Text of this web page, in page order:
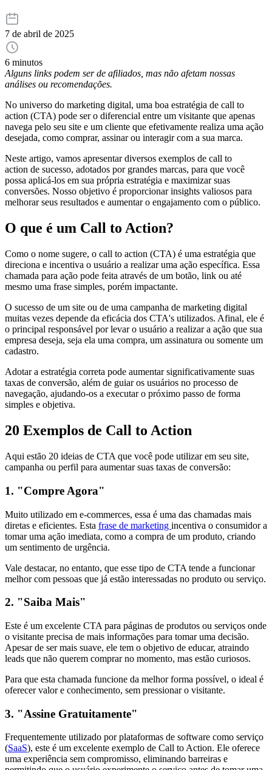
7 de abril de 2025
6 minutos
Alguns links podem ser de afiliados, mas não afetam nossas
análises ou recomendações.
No universo do marketing digital, uma boa estratégia de call to
action (CTA) pode ser o diferencial entre um visitante que apenas
navega pelo seu site e um cliente que efetivamente realiza uma ação
desejada, como comprar, assinar ou interagir com a sua marca.
Neste artigo, vamos apresentar diversos exemplos de call to
action de sucesso, adotados por grandes marcas, para que você
possa aplicá-los em sua própria estratégia e maximizar suas
conversões. Nosso objetivo é proporcionar insights valiosos para
melhorar seus resultados e aumentar o engajamento com o público.
O que é um Call to Action?
Como o nome sugere, o call to action (CTA) é uma estratégia que
direciona e incentiva o usuário a realizar uma ação específica. Essa
chamada para ação pode feita através de um botão, link ou até
mesmo uma frase simples, porém impactante.
O sucesso de um site ou de uma campanha de marketing digital
muitas vezes depende da eficácia dos CTA's utilizados. Afinal, ele é
o principal responsável por levar o usuário a realizar a ação que sua
empresa deseja, seja ela uma compra, um assinatura ou somente um
cadastro.
Adotar a estratégia correta pode aumentar significativamente suas
taxas de conversão, além de guiar os usuários no processo de
navegação, ajudando-os a executar o próximo passo de forma
simples e objetiva.
20 Exemplos de Call to Action
Aqui estão 20 ideias de CTA que você pode utilizar em seu site,
campanha ou perfil para aumentar suas taxas de conversão:
1. "Compre Agora"
Muito utilizado em e-commerces, essa é uma das chamadas mais
diretas e eficientes. Esta frase de marketing incentiva o consumidor a
tomar uma ação imediata, como a compra de um produto, criando
um sentimento de urgência.
Vale destacar, no entanto, que esse tipo de CTA tende a funcionar
melhor com pessoas que já estão interessadas no produto ou serviço.
2. "Saiba Mais"
Este é um excelente CTA para páginas de produtos ou serviços onde
o visitante precisa de mais informações para tomar uma decisão.
Apesar de ser mais suave, ele tem o objetivo de educar, atraindo
leads que não querem comprar no momento, mas estão curiosos.
Para que esta chamada funcione da melhor forma possível, o ideal é
oferecer valor e conhecimento, sem pressionar o visitante.
3. "Assine Gratuitamente"
Frequentemente utilizado por plataformas de software como serviço
(SaaS), este é um excelente exemplo de Call to Action. Ele oferece
uma experiência sem compromisso, eliminando barreiras e